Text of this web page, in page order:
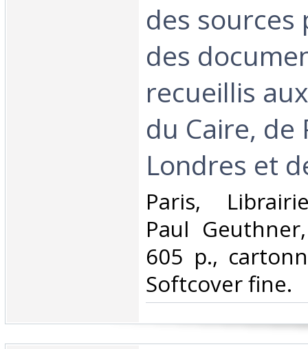
des sources
des
recueillis
du Caire, de
Londres et
‎Paris,
Paul
605 p.,
Softcover fine.‎